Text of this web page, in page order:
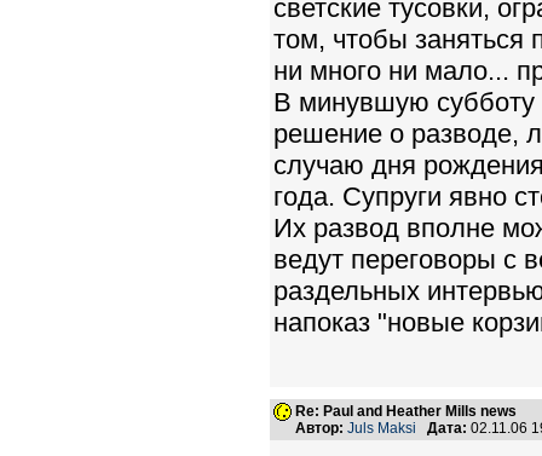
светские тусовки,
том, чтобы заняться
ни много ни мало...
В минувшую субботу
решение о разводе,
случаю дня
года. Супруги явно
Их развод вполне
ведут переговоры с
раздельных
напоказ "новые
Re: Paul and Heather Mills news
Автор: Juls Maksi Дата: 02.11.06